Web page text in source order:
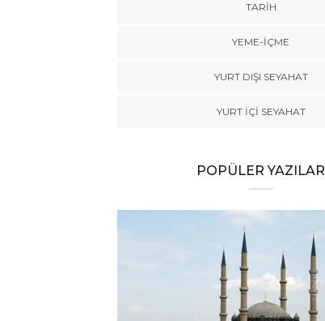
TARİH
YEME-İÇME
YURT DIŞI SEYAHAT
YURT İÇİ SEYAHAT
POPÜLER YAZILAR